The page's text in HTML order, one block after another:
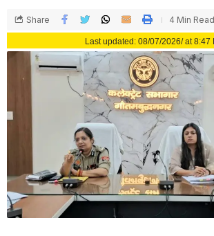
Last updated: 08/07/2026/ at 8:47
Share 4 Min Read